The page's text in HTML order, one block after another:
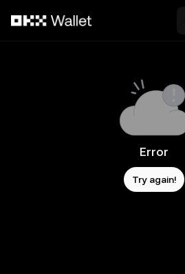
Error
Try again!